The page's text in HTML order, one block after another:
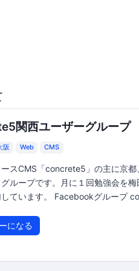
関西ユーザーグループ
阪 Web CMS
スCMS「concrete5」の主に京
ループです。月に１回勉強会を
しています。 Facebookグループ
になる